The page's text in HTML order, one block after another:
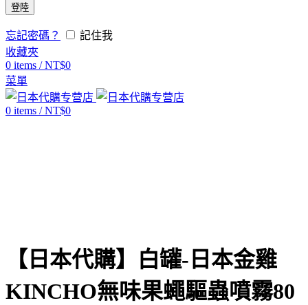
登陸
忘記密碼？
記住我
收藏夾
0 items / NT$0
菜單
0 items / NT$0
【日本代購】白罐-日本金雞
KINCHO無味果蠅驅蟲噴霧80